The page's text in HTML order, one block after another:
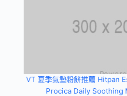
VT 夏季氣墊粉餅推薦 Hitpan
Procica Daily Soothing